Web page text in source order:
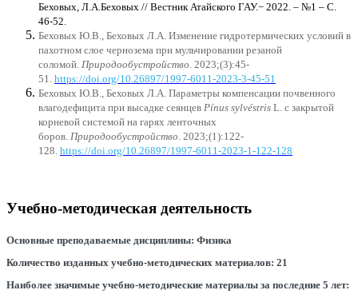
Беховых, Л.А.Беховых // Вестник Атайского ГАУ.− 2022. – №1 – С.
46-52.
Беховых Ю.В., Беховых Л.А. Изменение гидротермических условий в
пахотном слое чернозема при мульчировании резаной
соломой. Природообустройство. 2023;(3):45-
51. https://doi.org/10.26897/1997-6011-2023-3-45-51
Беховых Ю.В., Беховых Л.А. Параметры компенсации почвенного
влагодефицита при высадке сеянцев Pínus sylvéstris L. с закрытой
корневой системой на гарях ленточных
боров. Природообустройство. 2023;(1):122-
128. https://doi.org/10.26897/1997-6011-2023-1-122-128
Учебно-методическая деятельность
Основные преподаваемые дисциплины: Физика
Количество изданных учебно-методических материалов: 21
Наиболее значимые учебно-методические материалы за последние 5 лет: